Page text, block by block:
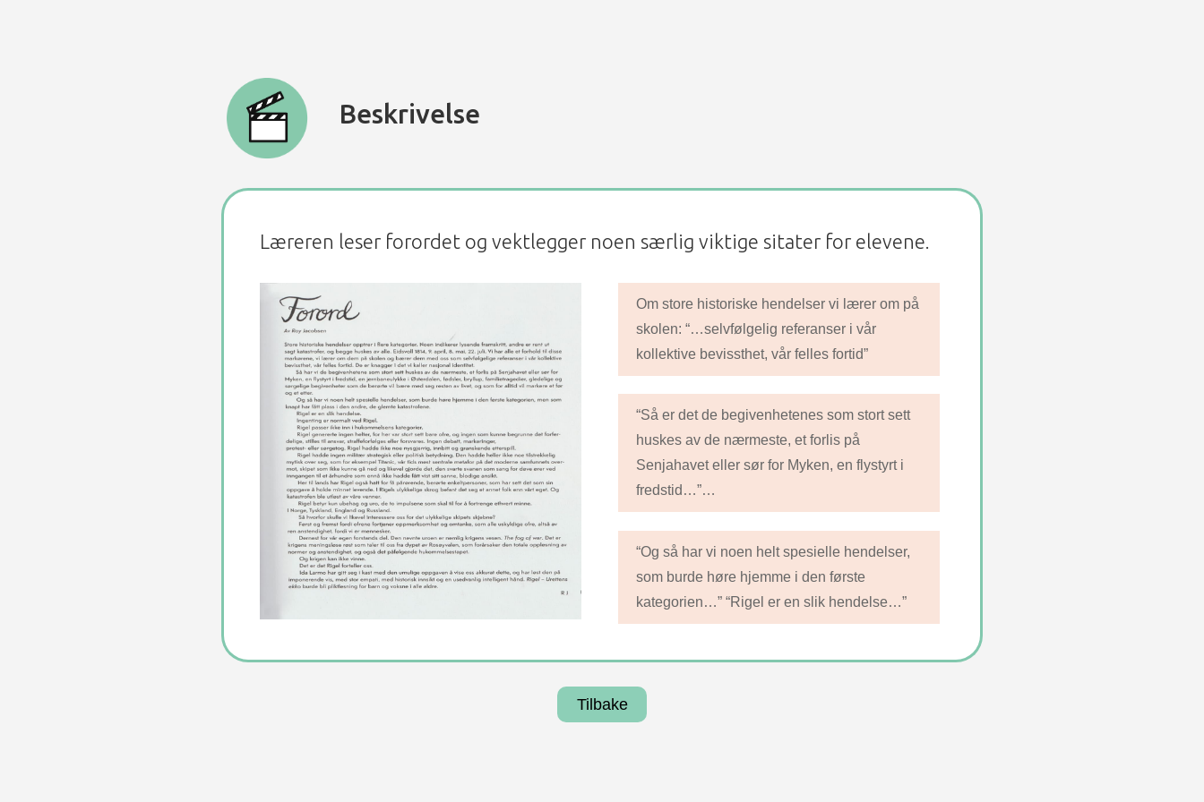
Beskrivelse
Læreren leser forordet og vektlegger noen særlig viktige sitater for elevene.
Om store historiske hendelser vi lærer om på
skolen: “…selvfølgelig referanser i vår
kollektive bevissthet, vår felles fortid”
“Så er det de begivenhetenes som stort sett
huskes av de nærmeste, et forlis på
Senjahavet eller sør for Myken, en flystyrt i
fredstid…”…
“Og så har vi noen helt spesielle hendelser,
som burde høre hjemme i den første
kategorien…” “Rigel er en slik hendelse…”
Tilbake